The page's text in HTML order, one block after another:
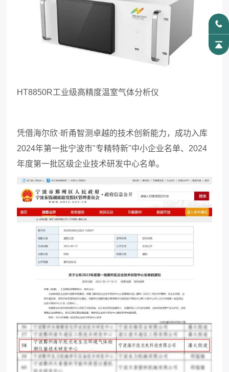
HT8850R工业级高精度温室气体分析仪
凭借海尔欣·昕甬智测卓越的技术创新能力，成功入库
2024年第一批宁波市"专精特新"中小企业名单、 2024
年度第一批区级企业技术研发中心名单。